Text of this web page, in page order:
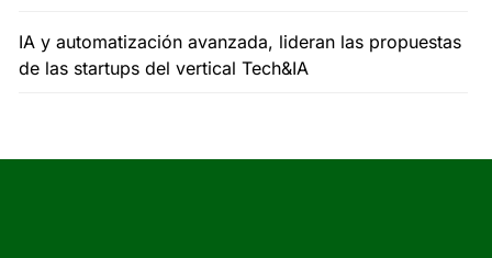
IA y automatización avanzada, lideran las propuestas
de las startups del vertical Tech&IA